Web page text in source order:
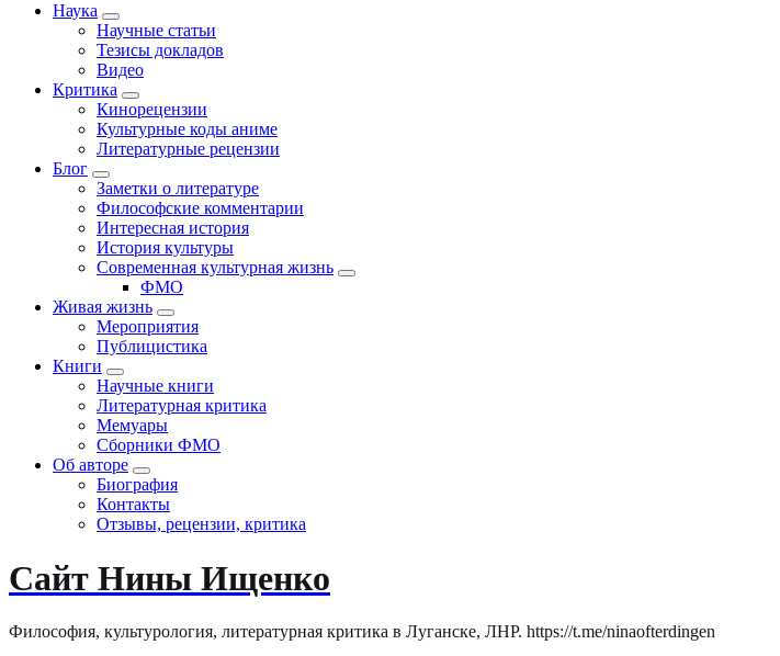
Наука
Научные статьи
Тезисы докладов
Видео
Критика
Кинорецензии
Культурные коды аниме
Литературные рецензии
Блог
Заметки о литературе
Философские комментарии
Интересная история
История культуры
Современная культурная жизнь
ФМО
Живая жизнь
Мероприятия
Публицистика
Книги
Научные книги
Литературная критика
Мемуары
Сборники ФМО
Об авторе
Биография
Контакты
Отзывы, рецензии, критика
Сайт Нины Ищенко
Философия, культурология, литературная критика в Луганске, ЛНР. https://t.me/ninaofterdingen